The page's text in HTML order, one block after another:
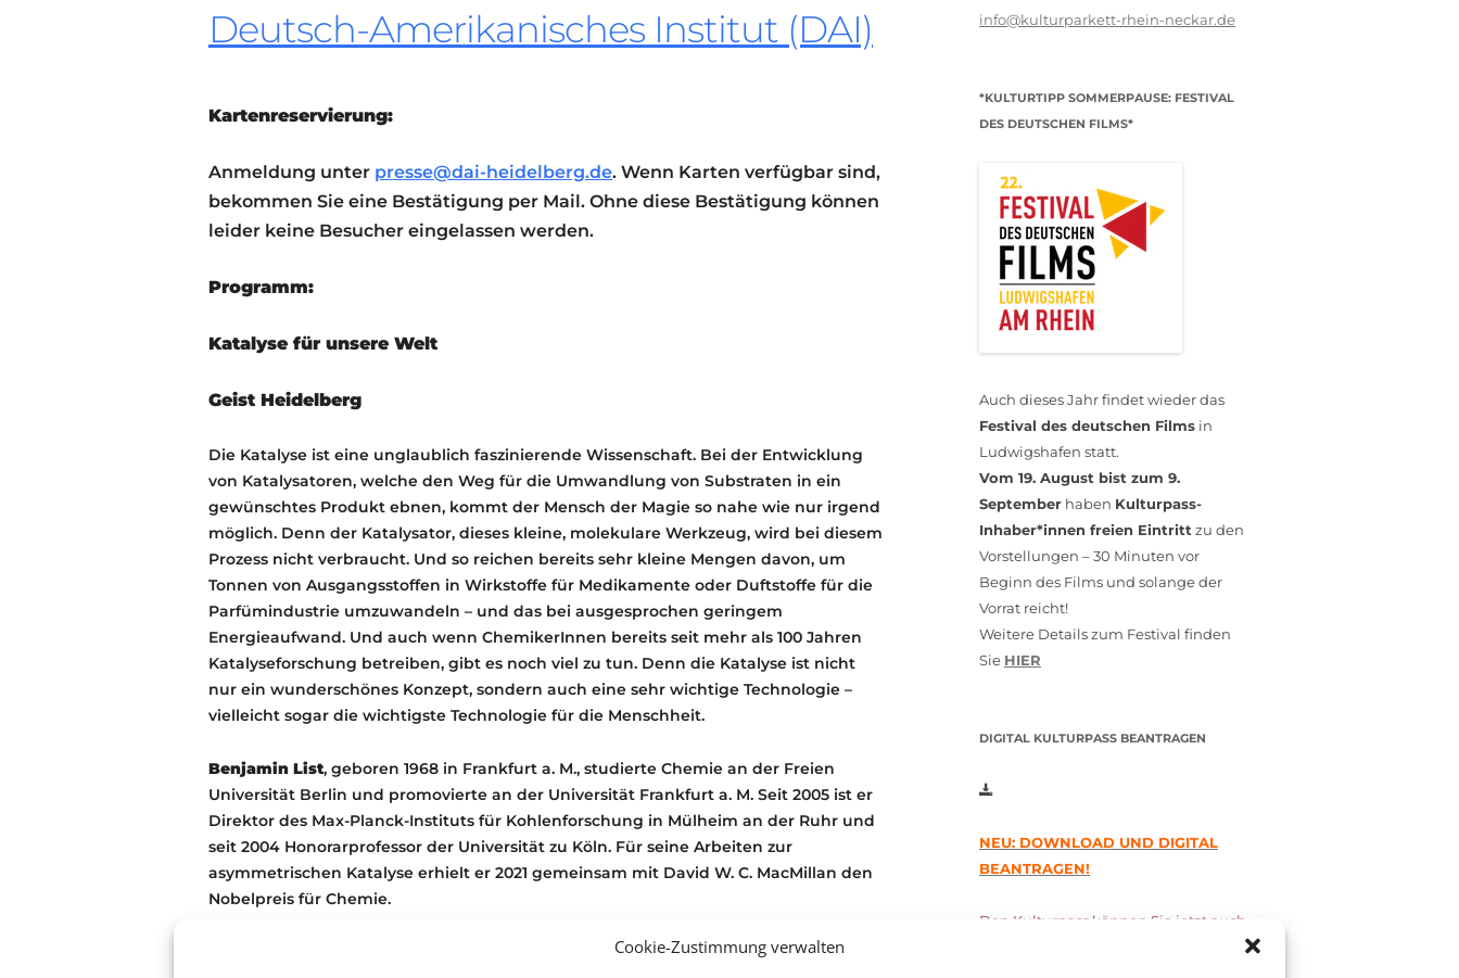
Cookie-Zustimmung verwalten
KONTAKT
KULTURPASS DIGITAL
Deutsch-Amerikanisches Institut (DAI)
Kartenreservierung:
Anmeldung unter presse@dai-heidelberg.de. Wenn Karten verfügbar sind,
bekommen Sie eine Bestätigung per Mail. Ohne diese Bestätigung können
leider keine Besucher eingelassen werden.
Programm:
Katalyse für unsere Welt
Geist Heidelberg
Die Katalyse ist eine unglaublich faszinierende Wissenschaft. Bei der Entwicklung
von Katalysatoren, welche den Weg für die Umwandlung von Substraten in ein
gewünschtes Produkt ebnen, kommt der Mensch der Magie so nahe wie nur irgend
möglich. Denn der Katalysator, dieses kleine, molekulare Werkzeug, wird bei diesem
Prozess nicht verbraucht. Und so reichen bereits sehr kleine Mengen davon, um
Tonnen von Ausgangsstoffen in Wirkstoffe für Medikamente oder Duftstoffe für die
Parfümindustrie umzuwandeln – und das bei ausgesprochen geringem
Energieaufwand. Und auch wenn ChemikerInnen bereits seit mehr als 100 Jahren
Katalyse­forschung betreiben, gibt es noch viel zu tun. Denn die Katalyse ist nicht
nur ein wunderschönes Konzept, sondern auch eine sehr wichtige Technologie –
vielleicht sogar die wichtigste Technologie für die Menschheit.
Benjamin List, geboren 1968 in Frankfurt a. M., studierte Chemie an der Freien
Universität Berlin und promovierte an der Universität Frankfurt a. M. Seit 2005 ist er
Direktor des Max-Planck-Instituts für Kohlenforschung in Mülheim an der Ruhr und
seit 2004 Honorarprofessor der Universität zu Köln. Für seine Arbeiten zur
asymmetrischen Katalyse erhielt er 2021 gemeinsam mit David W. C. MacMillan den
Nobelpreis für Chemie.
info@kulturparkett-rhein-neckar.de
*KULTURTIPP SOMMERPAUSE: FESTIVAL
DES DEUTSCHEN FILMS*
Auch dieses Jahr findet wieder das
Festival des deutschen Films in
Ludwigshafen statt.
Vom 19. August bist zum 9.
September haben Kulturpass-
Inhaber*innen freien Eintritt zu den
Vorstellungen – 30 Minuten vor
Beginn des Films und solange der
Vorrat reicht!
Weitere Details zum Festival finden
Sie HIER
DIGITAL KULTURPASS BEANTRAGEN
NEU: DOWNLOAD UND DIGITAL
BEANTRAGEN!
Den Kulturpass können Sie jetzt auch